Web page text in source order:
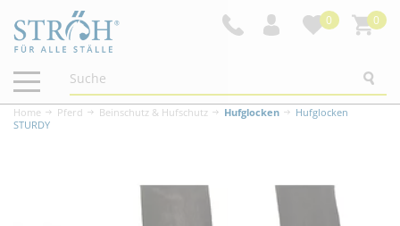
0 0
Navigation
ein-/ausblenden
Home Pferd Beinschutz & Hufschutz Hufglocken
Hufglocken
STURDY